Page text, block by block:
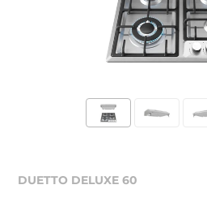
DUETTO DELUXE 60